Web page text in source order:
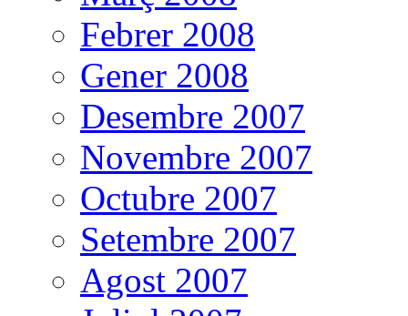
Febrer 2008
Gener 2008
Desembre 2007
Novembre 2007
Octubre 2007
Setembre 2007
Agost 2007